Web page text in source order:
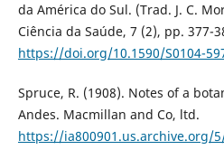
da América do Sul. (Trad. J. C.
Ciência da Saúde, 7 (2), pp. 377-
https://doi.org/10.1590/S0104-
Spruce, R. (1908). Notes of a
Andes. Macmillan and Co, ltd.
https://ia800901.us.archive.org/